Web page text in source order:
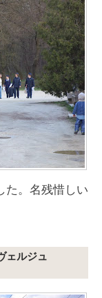
た。名残惜しい
ェルジュ